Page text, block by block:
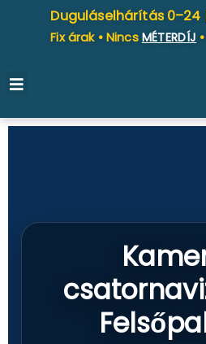
Duguláselhárítás 0–24
Fix árak • Nincs MÉTERDÍJ